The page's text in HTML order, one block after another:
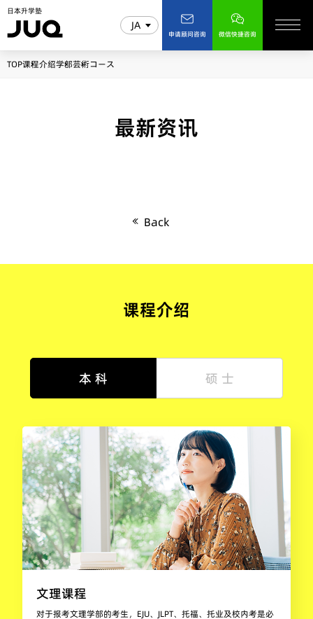
日本升学塾
JA
申请顾问咨询 微信快捷咨询
TOP课程介绍学部芸術コース
最新资讯
Back
课程介绍
本 科 硕 士
文理课程
对于报考文理学部的考生，EJU、JLPT、托福、托业及校内考是必